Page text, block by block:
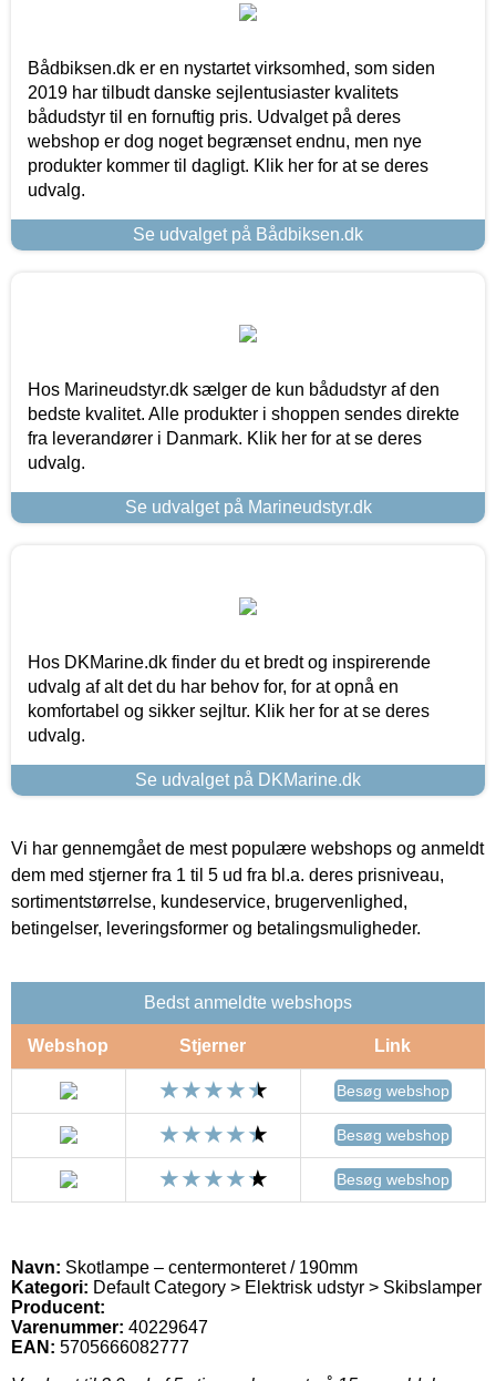
Bådbiksen.dk er en nystartet virksomhed, som siden
2019 har tilbudt danske sejlentusiaster kvalitets
bådudstyr til en fornuftig pris. Udvalget på deres
webshop er dog noget begrænset endnu, men nye
produkter kommer til dagligt. Klik her for at se deres
udvalg.
Se udvalget på Bådbiksen.dk
Hos Marineudstyr.dk sælger de kun bådudstyr af den
bedste kvalitet. Alle produkter i shoppen sendes direkte
fra leverandører i Danmark. Klik her for at se deres
udvalg.
Se udvalget på Marineudstyr.dk
Hos DKMarine.dk finder du et bredt og inspirerende
udvalg af alt det du har behov for, for at opnå en
komfortabel og sikker sejltur. Klik her for at se deres
udvalg.
Se udvalget på DKMarine.dk
Vi har gennemgået de mest populære webshops og anmeldt
dem med stjerner fra 1 til 5 ud fra bl.a. deres prisniveau,
sortimentstørrelse, kundeservice, brugervenlighed,
betingelser, leveringsformer og betalingsmuligheder.
Bedst anmeldte webshops
Webshop Stjerner Link
Besøg webshop
Besøg webshop
Besøg webshop
Navn: Skotlampe – centermonteret / 190mm
Kategori: Default Category > Elektrisk udstyr > Skibslamper
Producent:
Varenummer: 40229647
EAN: 5705666082777